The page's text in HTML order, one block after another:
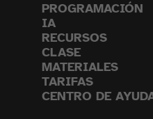
PROGRAMACIÓN
IA
RECURSOS
CLASE
MATERIALES
TARIFAS
CENTRO DE